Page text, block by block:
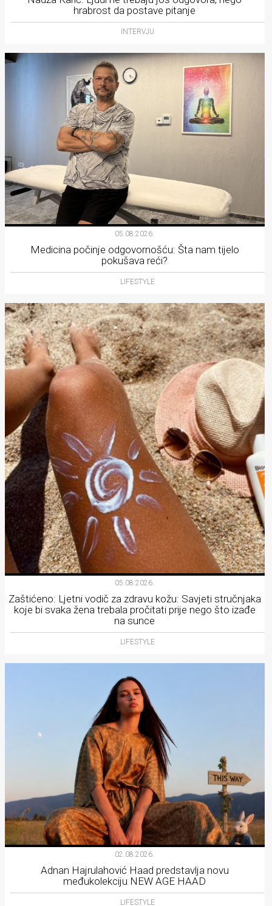
hrabrost da postave pitanje
INTERVJU
05.08.2026.
Medicina počinje odgovornošću: Šta nam tijelo
pokušava reći?
LIFESTYLE
05.08.2026.
Zaštićeno: Ljetni vodič za zdravu kožu: Savjeti stručnjaka
koje bi svaka žena trebala pročitati prije nego što izađe
na sunce
LIFESTYLE
02.08.2026.
Adnan Hajrulahović Haad predstavlja novu
međukolekciju NEW AGE HAAD
LIFESTYLE